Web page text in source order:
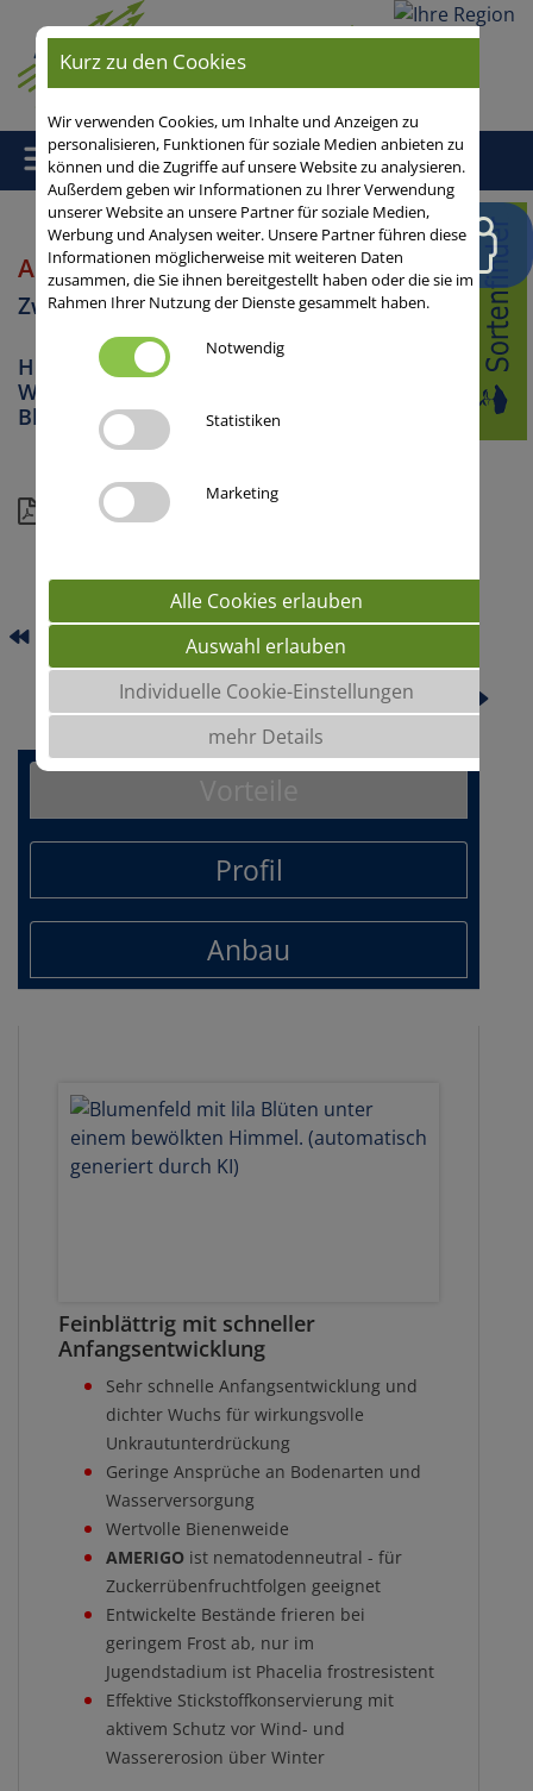
Ihre
Home/Zwischenfrüchte/ AMERIGO
AMERIGOPhacelia
Zwischenfrüchte
Humusaufbau, Erosionsschutz,
Wasserschutz / Stickstoffkonservierung,
Blühfläche, Gründüngung
Download
ALISCA
AMIGO
Profil
Anbau
Feinblättrig mit schneller
Anfangsentwicklung
Sehr schnelle Anfangsentwicklung und
dichter Wuchs für wirkungsvolle
Unkrautunterdrückung
Geringe Ansprüche an Bodenarten und
Wasserversorgung
Wertvolle Bienenweide
AMERIGO ist nematodenneutral - für
Zuckerrübenfruchtfolgen geeignet
Entwickelte Bestände frieren bei
geringem Frost ab, nur im
Jugendstadium ist Phacelia frostresistent
Effektive Stickstoffkonservierung mit
aktivem Schutz vor Wind- und
Wassererosion über Winter
Kurz zu den Cookies
Wir verwenden Cookies, um Inhalte und Anzeigen zu
personalisieren, Funktionen für soziale Medien anbieten zu
können und die Zugriffe auf unsere Website zu analysieren.
Außerdem geben wir Informationen zu Ihrer Verwendung
unserer Website an unsere Partner für soziale Medien,
Werbung und Analysen weiter. Unsere Partner führen diese
Informationen möglicherweise mit weiteren Daten
zusammen, die Sie ihnen bereitgestellt haben oder die sie im
Rahmen Ihrer Nutzung der Dienste gesammelt haben.
Notwendig
Statistiken
Marketing
Alle Cookies erlauben
Auswahl erlauben
Individuelle Cookie-Einstellungen
mehr Details